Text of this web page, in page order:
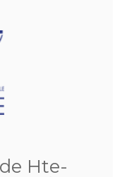
Hte-